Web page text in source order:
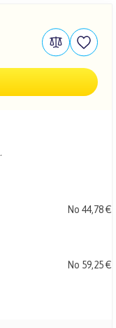
No 44,78 €
No 59,25 €